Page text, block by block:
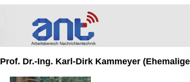
Prof. Dr.-Ing. Karl-Dirk Kammeyer